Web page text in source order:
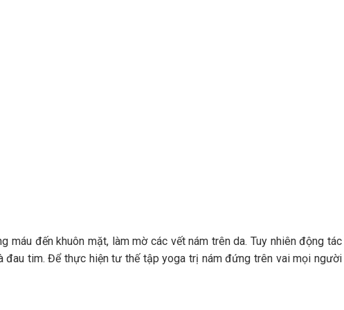
đến khuôn mặt, làm mờ các vết nám trên da. Tuy nhiên động tác
đau tim. Để thực hiện tư thế tập yoga trị nám đứng trên vai mọi người